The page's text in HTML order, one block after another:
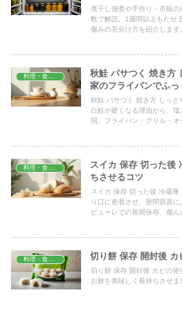
煮干し佃煮や手作り・市販
数で解説。1週間以上もたせ
傷みの見分け方を紹介します
料理・食材保存
秋鮭 パサつく 焼き方
家のフライパンでふ
秋鮭 パサつく 焼き方 しっと
白鮭が硬くなる理由から、
間、フライパン・グリル・オ
スイカ 保存 切った後
ちさせるコツ
スイカ 保存 切った後 冷蔵
り口に密着させ、密閉容器
ピューレでの長期保存、傷ん
切り餅 保存 開封後 カ
切り餅 保存 開封後 カビの発
お餅を美味しく長持ちさせま